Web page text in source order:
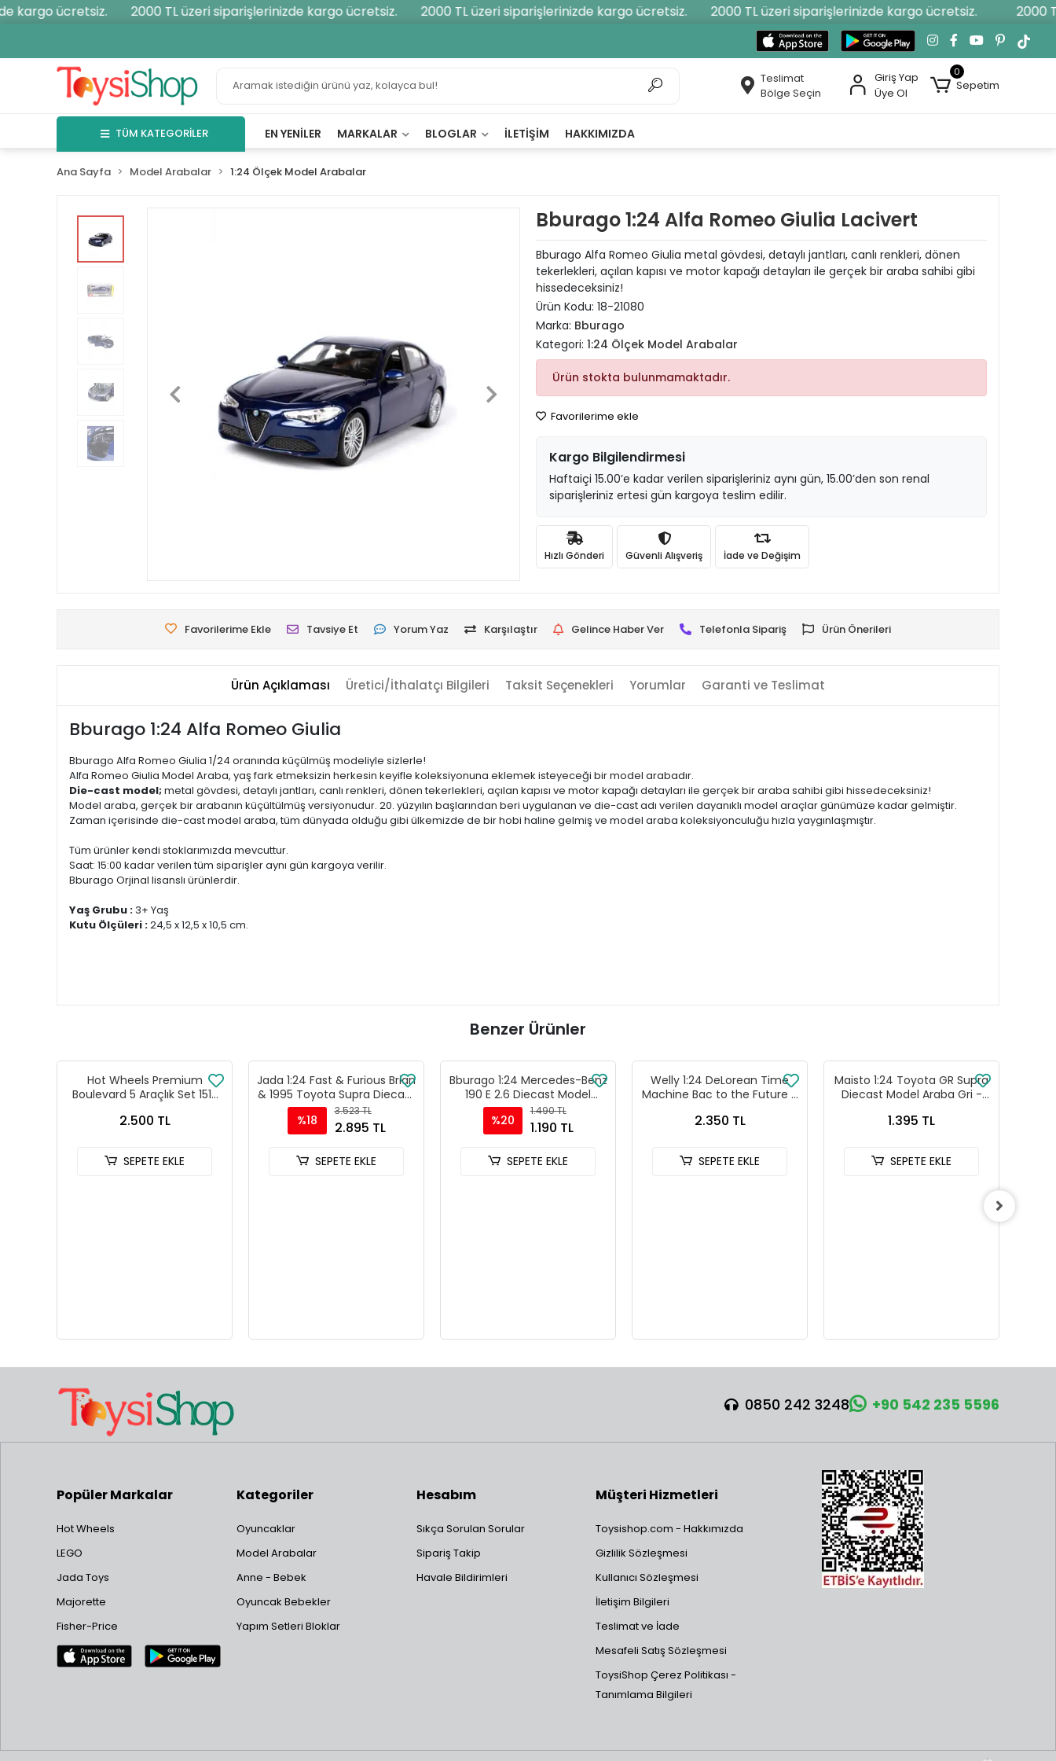
kargo ücretsiz. 2000 TL üzeri siparişlerinizde kargo ücretsiz. 2000 TL üzeri siparişlerinizde kargo ücretsiz. 2000 TL üzeri siparişlerinizde kargo ücretsiz. 2000
Teslimat
Bölge Seçin
Giriş Yap
Üye Ol
0
Sepetim
TÜM KATEGORİLER EN YENILER MARKALAR BLOGLAR İLETIŞIM HAKKIMIZDA
Ana Sayfa Model Arabalar 1:24 Ölçek Model Arabalar
Bburago 1:24 Alfa Romeo Giulia Lacivert
Bburago Alfa Romeo Giulia metal gövdesi, detaylı jantları, canlı renkleri, dönen
tekerlekleri, açılan kapısı ve motor kapağı detayları ile gerçek bir araba sahibi gibi
hissedeceksiniz!
Ürün Kodu: 18-21080
Marka: Bburago
Kategori: 1:24 Ölçek Model Arabalar
Ürün stokta bulunmamaktadır.
Favorilerime ekle
Kargo Bilgilendirmesi
Haftaiçi 15.00’e kadar verilen siparişleriniz aynı gün, 15.00’den son renal
siparişleriniz ertesi gün kargoya teslim edilir.
Hızlı Gönderi Güvenli Alışveriş İade ve Değişim
Favorilerime Ekle Tavsiye Et Yorum Yaz Karşılaştır Gelince Haber Ver Telefonla Sipariş Ürün Önerileri
Ürün Açıklaması Üretici/İthalatçı Bilgileri Taksit Seçenekleri Yorumlar Garanti ve Teslimat
Bburago 1:24 Alfa Romeo Giulia
Bburago Alfa Romeo Giulia 1/24 oranında küçülmüş modeliyle sizlerle!
Alfa Romeo Giulia Model Araba, yaş fark etmeksizin herkesin keyifle koleksiyonuna eklemek isteyeceği bir model arabadır.
Die-cast model;metal gövdesi, detaylı jantları, canlı renkleri, dönen tekerlekleri, açılan kapısı ve motor kapağı detayları ile gerçek bir araba sahibi gibi hissedeceksiniz!
Model araba, gerçek bir arabanın küçültülmüş versiyonudur. 20. yüzyılın başlarından beri uygulanan ve die-cast adı verilen dayanıklı model araçlar günümüze kadar gelmiştir.
Zaman içerisinde die-cast model araba, tüm dünyada olduğu gibi ülkemizde de bir hobi haline gelmiş ve model araba koleksiyonculuğu hızla yaygınlaşmıştır.
Tüm ürünler kendi stoklarımızda mevcuttur.
Saat: 15:00 kadar verilen tüm siparişler aynı gün kargoya verilir.
Bburago Orjinal lisanslı ürünlerdir.
Yaş Grubu :3+ Yaş
Kutu Ölçüleri :24,5 x 12,5 x 10,5 cm.
Benzer Ürünler
Hot Wheels Premium
Boulevard 5 Araçlık Set 151-
2.500 TL
SEPETE EKLE
Jada 1:24 Fast & Furious Brian
& 1995 Toyota Supra Diecast
Model Araba - 30738
%18
3.523 TL
2.895 TL
SEPETE EKLE
Bburago 1:24 Mercedes-Benz
190 E 2.6 Diecast Model
Araba - Kırmızı
%20
1.490 TL
1.190 TL
SEPETE EKLE
Welly 1:24 DeLorean Time
Machine Bac to the Future 3
2.350 TL
SEPETE EKLE
Maisto 1:24 Toyota GR Supra
Diecast Model Araba Gri -
1.395 TL
SEPETE EKLE
0850 242 3248 +90 542 235 5596
Popüler Markalar
Hot Wheels
LEGO
Jada Toys
Majorette
Fisher-Price
Kategoriler
Oyuncaklar
Model Arabalar
Anne - Bebek
Oyuncak Bebekler
Yapım Setleri Bloklar
Hesabım
Sıkça Sorulan Sorular
Sipariş Takip
Havale Bildirimleri
Müşteri Hizmetleri
Toysishop.com - Hakkımızda
Gizlilik Sözleşmesi
Kullanıcı Sözleşmesi
İletişim Bilgileri
Teslimat ve İade
Mesafeli Satış Sözleşmesi
ToysiShop Çerez Politikası -
Tanımlama Bilgileri